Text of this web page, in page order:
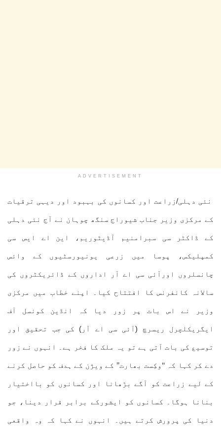
ADVERTISEMENT
نئی دہلی/زراعت اور کسانوں کی بہبود اور دیہی ترقیات
کے مرکزی وزیر جناب شیوراج سنگھ چوہان نے آج نئی دہلی
کے ڈاکٹر سی سبرامنیم آڈیٹوریم، این اے ایس سی
کمپلیکس، پوسا میں زرعی یونیورسٹیوں کے وائس
چانسلروں اورآئی سی اے آر اداروں کے ڈائریکٹروں کی
سالانہ کانفرنس کا افتتاح کیا۔ اپنے خطاب میں مرکزی
وزیر نے اس بات پر زور دیا کہ انڈین کونسل آف
ایگریکلچرل ریسرچ (آئی سی اے آر) کی جب تحقیق اور
توسیع کی بات آتی ہے تو یہ ملک کا فخر ہے۔ انہوں نے زور
دے کر کہا کہ ‘‘وکِست بھارت’’ کے ویژن کے ہدف کو حاصل کرنے
کے لیے زراعت کو آگے بڑھانا اور کسانوں کو بااختیار
بنانا ہوگا۔ کسانوں کو ایشورکے برابر قرار دینا، جو
دنیا کی پرورش کرتے ہیں۔ انہوں نے کہا کہ وہ واقعی